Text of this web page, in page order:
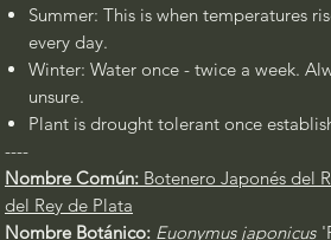
Summer: This is when temperatures
every day.
Winter: Water once - twice a week.
unsure.
Plant is drought tolerant once
----
Nombre Común: Botenero Japonés del
del Rey de Plata
Nombre Botánico: Euonymus japonicus